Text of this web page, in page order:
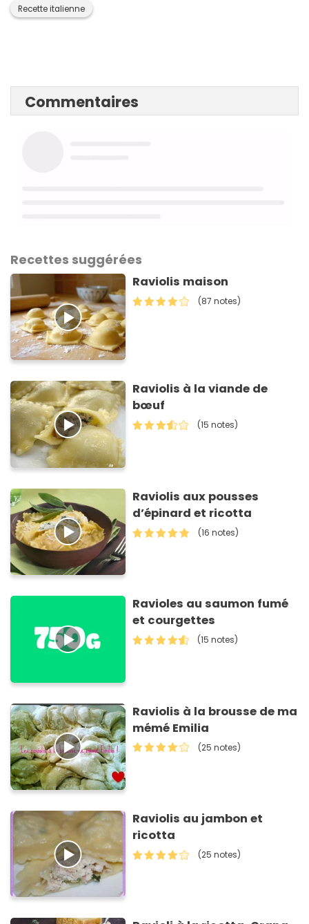
Recette italienne
Commentaires
Recettes suggérées
Raviolis maison
(87 notes)
Raviolis à la viande de
bœuf
(15 notes)
Raviolis aux pousses
d’épinard et ricotta
(16 notes)
Ravioles au saumon fumé
et courgettes
(15 notes)
Raviolis à la brousse de ma
mémé Emilia
(25 notes)
Raviolis au jambon et
ricotta
(25 notes)